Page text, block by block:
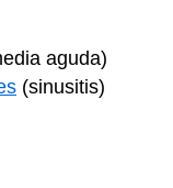
aguda)
(sinusitis)